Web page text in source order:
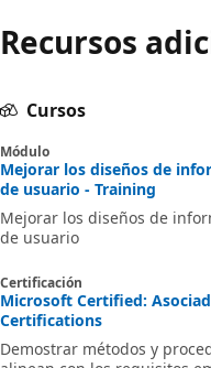
Recursos
Cursos
Módulo
Mejorar los diseños de
de usuario - Training
Mejorar los diseños de
de usuario
Certificación
Microsoft Certified:
Certifications
Demostrar métodos y